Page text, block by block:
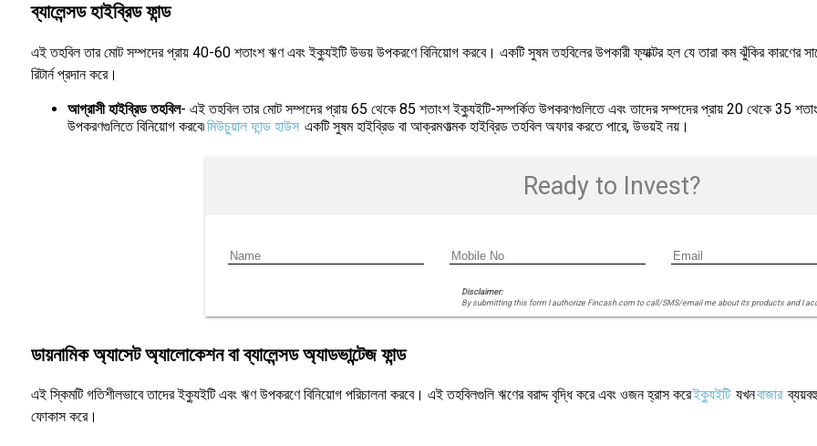
ব্যালেন্সড হাইব্রিড ফান্ড
এই তহবিল তার মোট সম্পদের প্রায় 40-60 শতাংশ ঋণ এবং ইক্যুইটি উভয় উপকরণে বিনিয়োগ করবে। একটি সুষম তহবিলের উপকারী ফ্যাক্টর হল যে তারা কম ঝুঁকির কারণের
রিটার্ন প্রদান করে।
আগ্রাসী হাইব্রিড তহবিল- এই তহবিল তার মোট সম্পদের প্রায় 65 থেকে 85 শতাংশ ইক্যুইটি-সম্পর্কিত উপকরণগুলিতে এবং তাদের সম্পদের প্রায় 20 থেকে 35
উপকরণগুলিতে বিনিয়োগ করবে৷মিউচুয়াল ফান্ড হাউস একটি সুষম হাইব্রিড বা আক্রমণাত্মক হাইব্রিড তহবিল অফার করতে পারে, উভয়ই নয়।
Ready to Invest?
Disclaimer:
By submitting this form I authorize Fincash.com to call/SMS/email me about its products and I
ডায়নামিক অ্যাসেট অ্যালোকেশন বা ব্যালেন্সড অ্যাডভান্টেজ ফান্ড
এই স্কিমটি গতিশীলভাবে তাদের ইক্যুইটি এবং ঋণ উপকরণে বিনিয়োগ পরিচালনা করবে। এই তহবিলগুলি ঋণের বরাদ্দ বৃদ্ধি করে এবং ওজন হ্রাস করেইক্যুইটি যখনবাজার
ফোকাস করে।